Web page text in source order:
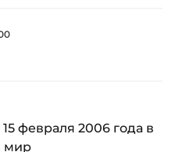
февраля 2006 года в
мир